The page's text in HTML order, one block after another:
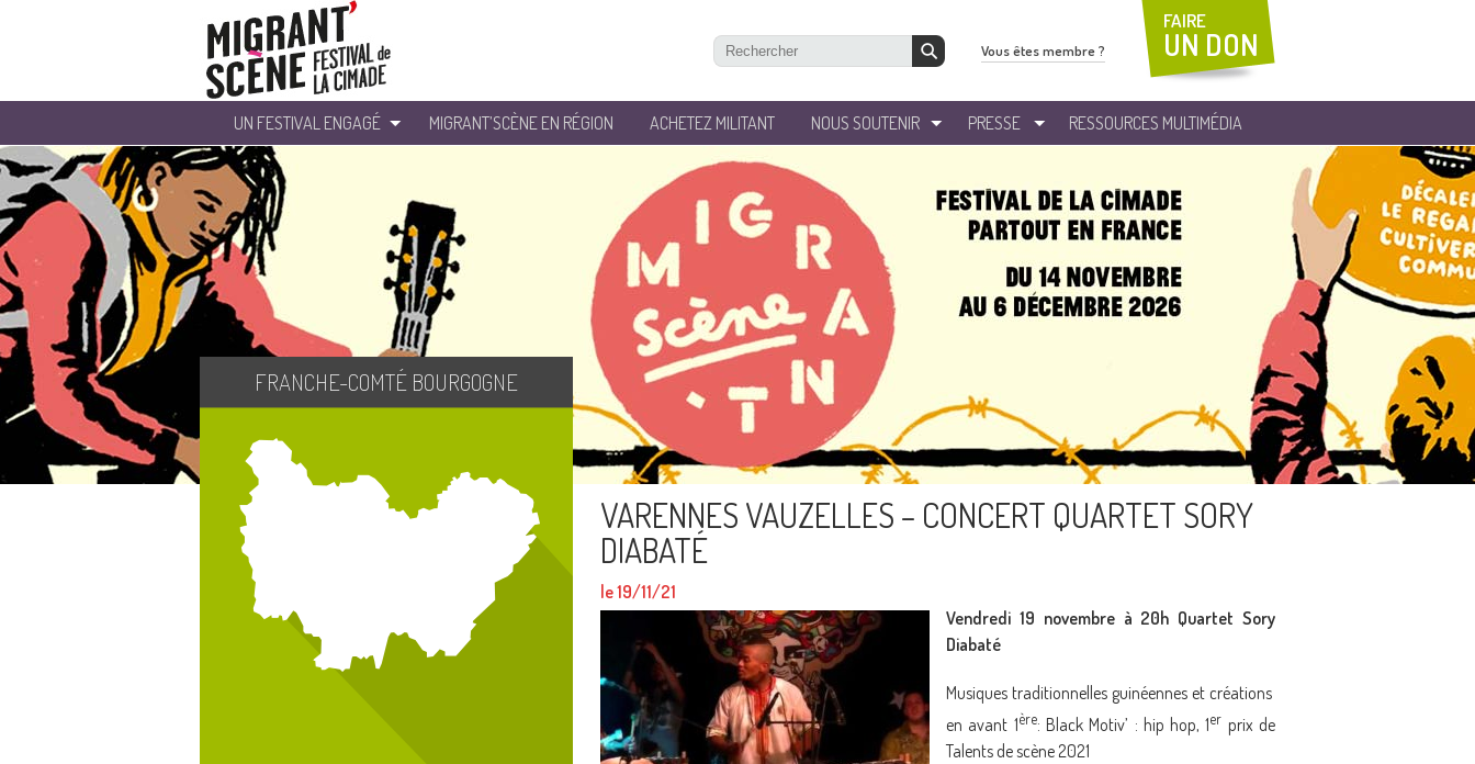
UN FESTIVAL ENGAGÉ MIGRANT’SCÈNE EN RÉGION ACHETEZ MILITANT NOUS SOUTENIR PRESSE RESSOURCES MULTIMÉDIA
Vous êtes membre ?
FAIRE
UN DON
VARENNES VAUZELLES – CONCERT QUARTET SORY
DIABATÉ
le 19/11/21
Vendredi 19 novembre à 20h Quartet Sory
Diabaté
Musiques traditionnelles guinéennes et créations
en avant 1ère: Black Motiv’ : hip hop, 1er prix de
Talents de scène 2021
FRANCHE-COMTÉ BOURGOGNE